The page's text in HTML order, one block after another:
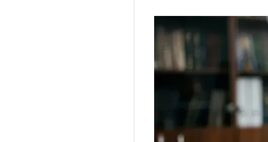
Интеллектуальная собственность и креативные индустрии